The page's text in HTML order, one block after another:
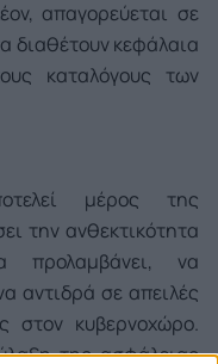
απαγορεύεται σε
διαθέτουν κεφάλαια
καταλόγους των
μέρος της
την ανθεκτικότητα
να
αντιδρά σε απειλές
στον κυβερνοχώρο.
της ασφάλειας